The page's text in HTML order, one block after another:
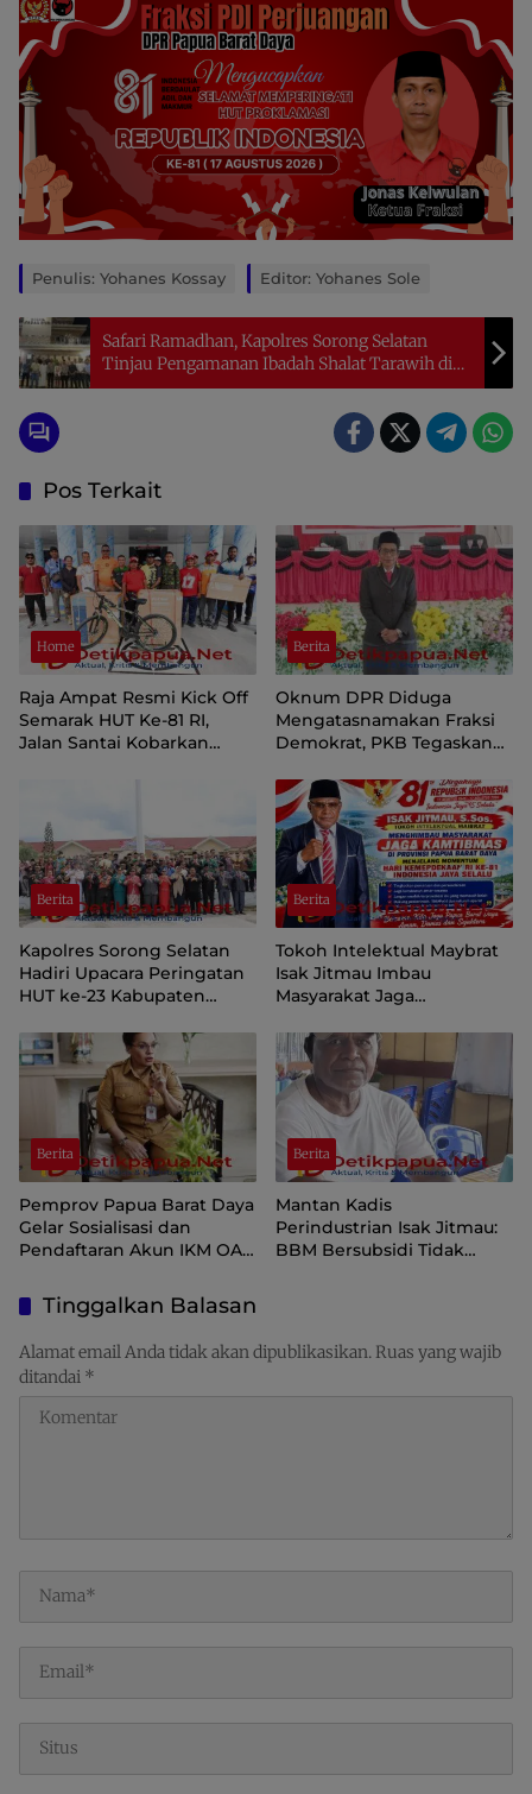
Penulis: Yohanes Kossay Editor: Yohanes Sole
Safari Ramadhan, Kapolres Sorong Selatan
Tinjau Pengamanan Ibadah Shalat Tarawih di
Masjid Jabal Nur Ampera
Pos Terkait
Home
Raja Ampat Resmi Kick Off
Semarak HUT Ke-81 RI,
Jalan Santai Kobarkan
Berita
Oknum DPR Diduga
Mengatasnamakan Fraksi
Demokrat, PKB Tegaskan
Papua Pegunungan
Berita
Kapolres Sorong Selatan
Hadiri Upacara Peringatan
HUT ke-23 Kabupaten
Berita
Tokoh Intelektual Maybrat
Isak Jitmau Imbau
Masyarakat Jaga
81 Kemerdekaan RI
Berita
Pemprov Papua Barat Daya
Gelar Sosialisasi dan
Pendaftaran Akun IKM OAP
Berita
Mantan Kadis
Perindustrian Isak Jitmau:
BBM Bersubsidi Tidak
Tinggalkan Balasan
Alamat email Anda tidak akan dipublikasikan.Ruas yang wajib
ditandai *